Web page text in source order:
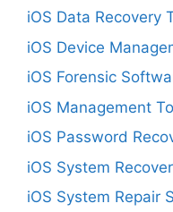
iOS Data Recovery
iOS Device
iOS Forensic
iOS Management
iOS Password
iOS System
iOS System Repair